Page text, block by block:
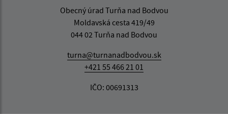
Obecný úrad Turňa nad Bodvou
Moldavská cesta 419/49
044 02 Turňa nad Bodvou
turna@turnanadbodvou.sk
+421 55 466 21 01
IČO: 00691313